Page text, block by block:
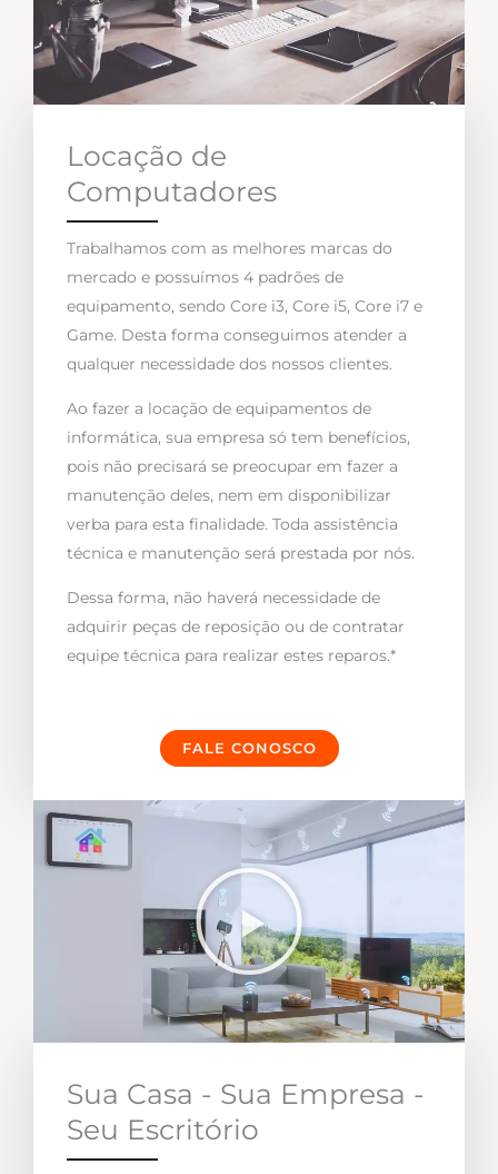
Locação de
Computadores
Trabalhamos com as melhores marcas do
mercado e possuímos 4 padrões de
equipamento, sendo Core i3, Core i5, Core i7 e
Game. Desta forma conseguimos atender a
qualquer necessidade dos nossos clientes.
Ao fazer a locação de equipamentos de
informática, sua empresa só tem benefícios,
pois não precisará se preocupar em fazer a
manutenção deles, nem em disponibilizar
verba para esta finalidade. Toda assistência
técnica e manutenção será prestada por nós.
Dessa forma, não haverá necessidade de
adquirir peças de reposição ou de contratar
equipe técnica para realizar estes reparos.*
FALE CONOSCO
Sua Casa - Sua Empresa -
Seu Escritório